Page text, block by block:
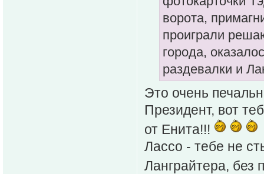
ворота,
проиграли
города,
раздевалки и
Это очень
Президент, вот
от Енита!!!
Лассо - тебе не
Ланграйтера, без